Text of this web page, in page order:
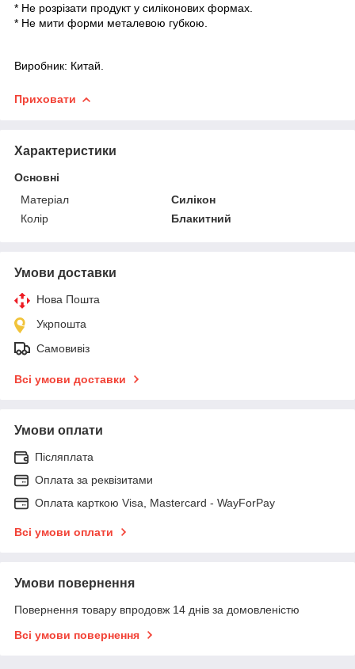
* Не розрізати продукт у силіконових формах.
* Не мити форми металевою губкою.
Виробник: Китай.
Приховати
Характеристики
Основні
Матеріал
Силікон
Колір
Блакитний
Умови доставки
Нова Пошта
Укрпошта
Самовивіз
Всі умови доставки
Умови оплати
Післяплата
Оплата за реквізитами
Оплата карткою Visa, Mastercard - WayForPay
Всі умови оплати
Умови повернення
Повернення товару впродовж 14 днів за домовленістю
Всі умови повернення